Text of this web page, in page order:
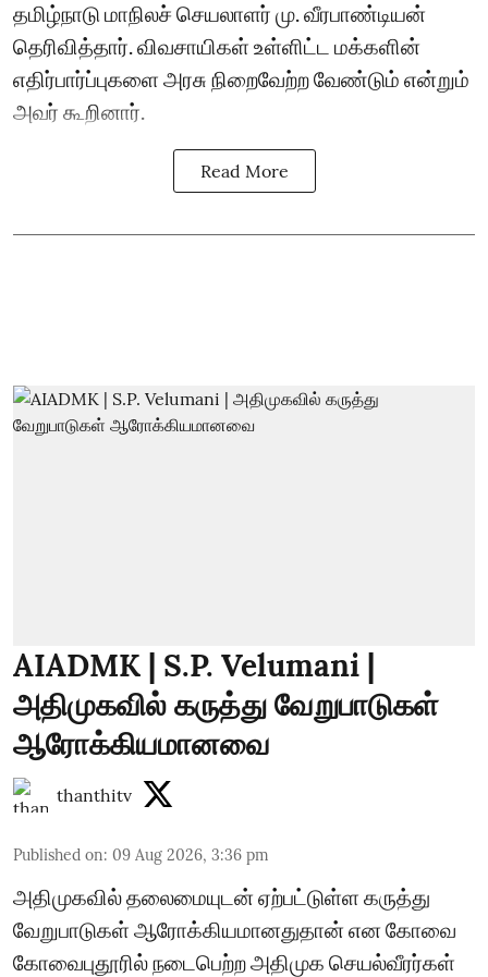
தமிழ்நாடு மாநிலச் செயலாளர் மு. வீரபாண்டியன்
தெரிவித்தார். விவசாயிகள் உள்ளிட்ட மக்களின்
எதிர்பார்ப்புகளை அரசு நிறைவேற்ற வேண்டும் என்றும்
அவர் கூறினார்.
Read More
AIADMK | S.P. Velumani |
அதிமுகவில் கருத்து வேறுபாடுகள்
ஆரோக்கியமானவை
thanthitv
Published on: 09 Aug 2026, 3:36 pm
அதிமுகவில் தலைமையுடன் ஏற்பட்டுள்ள கருத்து
வேறுபாடுகள் ஆரோக்கியமானதுதான் என கோவை
கோவைபுதூரில் நடைபெற்ற அதிமுக செயல்வீரர்கள்